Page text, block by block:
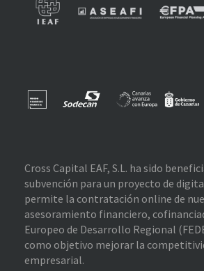
Cross Capital EAF, S.L. ha sido
subvención para un proyecto de
permite la contratación online de
asesoramiento financiero,
Europeo de Desarrollo Regional
como objetivo mejorar la
empresarial.